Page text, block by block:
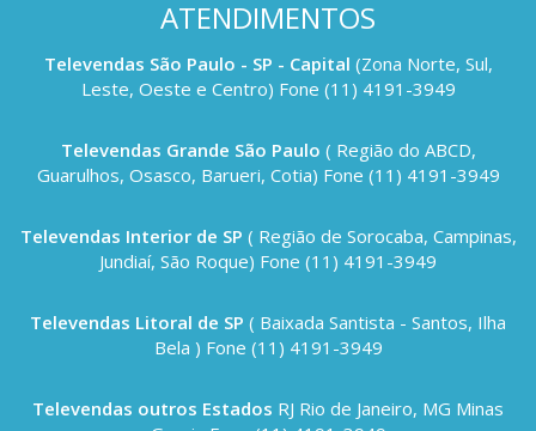
ATENDIMENTOS
Televendas São Paulo - SP - Capital (Zona Norte, Sul,
Leste, Oeste e Centro) Fone (11) 4191-3949
Televendas Grande São Paulo ( Região do ABCD,
Guarulhos, Osasco, Barueri, Cotia) Fone (11) 4191-3949
Televendas Interior de SP ( Região de Sorocaba, Campinas,
Jundiaí, São Roque) Fone (11) 4191-3949
Televendas Litoral de SP ( Baixada Santista - Santos, Ilha
Bela ) Fone (11) 4191-3949
Televendas outros Estados RJ Rio de Janeiro, MG Minas